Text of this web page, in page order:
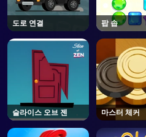
도로 연결 팝 솝
슬라이스 오브 젠 마스터 체커